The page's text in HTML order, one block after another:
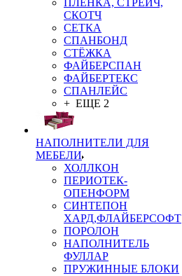
ПЛЁНКА, СТРЕЙЧ,
СКОТЧ
СЕТКА
СПАНБОНД
СТЁЖКА
ФАЙБЕРСПАН
ФАЙБЕРТЕКС
СПАНЛЕЙС
+ ЕЩЕ 2
НАПОЛНИТЕЛИ ДЛЯ
МЕБЕЛИ
ХОЛЛКОН
ПЕРИОТЕК-
ОПЕНФОРМ
СИНТЕПОН
ХАРД,ФЛАЙБЕРСОФТ
ПОРОЛОН
НАПОЛНИТЕЛЬ
ФУЛЛАР
ПРУЖИННЫЕ БЛОКИ